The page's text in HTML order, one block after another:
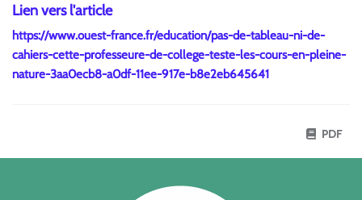
Lien vers l'article
https://www.ouest-france.fr/education/pas-de-tableau-ni-de-
cahiers-cette-professeure-de-college-teste-les-cours-en-pleine-
nature-3aa0ecb8-a0df-11ee-917e-b8e2eb645641
PDF